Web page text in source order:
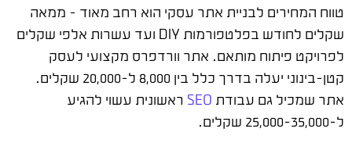
טווח המחירים לבניית אתר עסקי הוא רחב מאוד – ממאה
שקלים לחודש בפלטפורמות DIY ועד עשרות אלפי שקלים
לפרויקט פיתוח מותאם. אתר וורדפרס מקצועי לעסק
קטן-בינוני יעלה בדרך כלל בין 8,000 ל-20,000 שקלים.
אתר שמכיל גם עבודת SEO ראשונית עשוי להגיע
ל-25,000-35,000 שקלים.